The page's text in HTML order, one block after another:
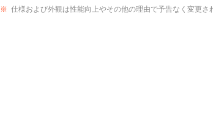
※ 仕様および外観は性能向上やその他の理由で予告なく変更さ